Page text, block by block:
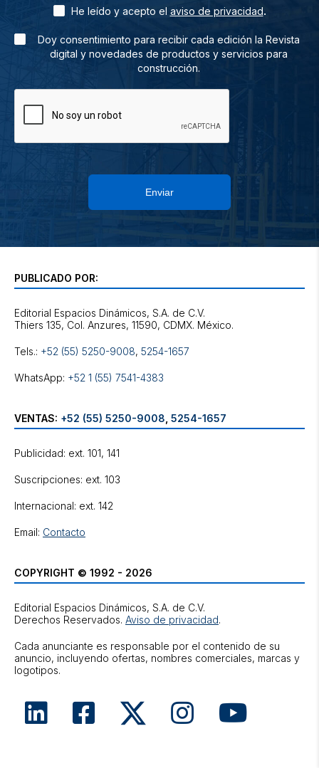
He leído y acepto el aviso de privacidad.
Doy consentimiento para recibir cada edición la Revista
digital y novedades de productos y servicios para
construcción.
Enviar
PUBLICADO POR:
Editorial Espacios Dinámicos, S.A. de C.V.
Tels.: +52 (55) 5250-9008, 5254-1657
WhatsApp: +52 1 (55) 7541-4383
VENTAS: +52 (55) 5250-9008 5254-1657
Publicidad: ext. 101, 141
Suscripciones: ext. 103
Internacional: ext. 142
Email: Contacto
COPYRIGHT © 1992 - 2026
Editorial Espacios Dinámicos, S.A. de C.V.
Derechos Reservados. Aviso de privacidad.
Cada anunciante es responsable por el contenido de su
anuncio, incluyendo ofertas, nombres comerciales, marcas y
logotipos.